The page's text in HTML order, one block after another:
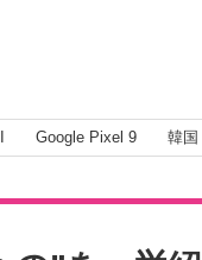
Google Pixel 9 韓国